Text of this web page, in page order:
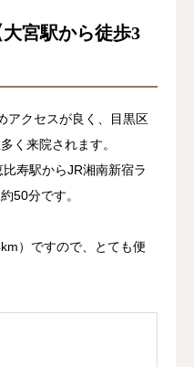
宮駅から徒歩3
アクセスが良く、目黒区
く来院されます。
寿駅からJR湘南新宿ラ
50分です。
）ですので、とても便